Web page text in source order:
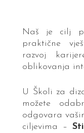
Naš je cilj
praktične
razvoj
oblikovanja
U Školi za
možete
odgovara
ciljevima –